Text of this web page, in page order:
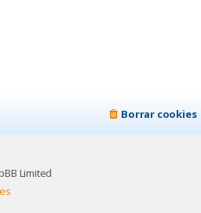
Borrar cookies
Limited